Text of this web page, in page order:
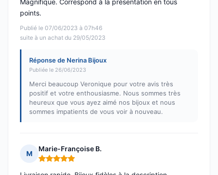
Publié le 07/06/2023 à 07h46
suite à un achat du 29/05/2023
Magnifique. Correspond à la présentation en tous
points.
Réponse de Nerina Bijoux
Publiée le 26/06/2023
Merci beaucoup Veronique pour votre avis très
positif et votre enthousiasme. Nous sommes très
heureux que vous ayez aimé nos bijoux et nous
sommes impatients de vous voir à nouveau.
M
Marie-Françoise B.
Note : 5 sur 5